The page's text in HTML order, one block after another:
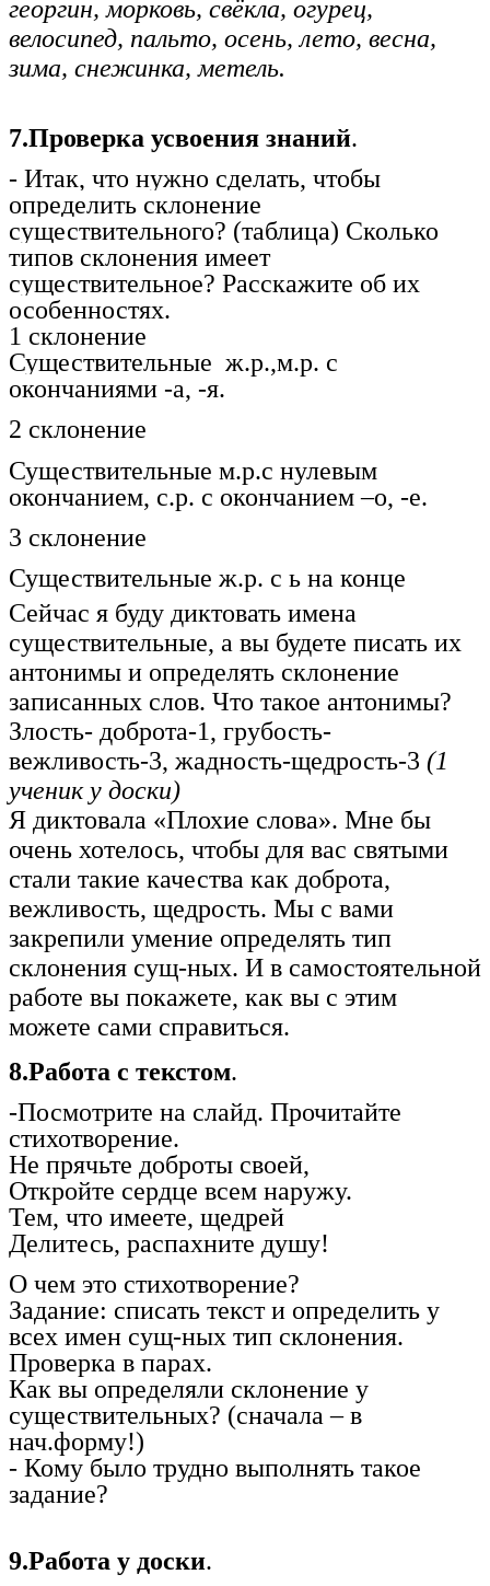
георгин, морковь, свёкла, огурец,
велосипед, пальто, осень, лето, весна,
зима, снежинка, метель.
7.Проверка усвоения знаний.
- Итак, что нужно сделать, чтобы
определить склонение
существительного? (таблица) Сколько
типов склонения имеет
существительное? Расскажите об их
особенностях.
1 склонение
Существительные ж.р.,м.р. с
окончаниями -а, -я.
2 склонение
Существительные м.р.с нулевым
окончанием, с.р. с окончанием –о, -е.
3 склонение
Существительные ж.р. с ь на конце
Сейчас я буду диктовать имена
существительные, а вы будете писать их
антонимы и определять склонение
записанных слов. Что такое антонимы?
Злость- доброта-1, грубость-
вежливость-3, жадность-щедрость-3 (1
ученик у доски)
Я диктовала «Плохие слова». Мне бы
очень хотелось, чтобы для вас святыми
стали такие качества как доброта,
вежливость, щедрость. Мы с вами
закрепили умение определять тип
склонения сущ-ных. И в самостоятельной
работе вы покажете, как вы с этим
можете сами справиться.
8.Работа с текстом.
-Посмотрите на слайд. Прочитайте
стихотворение.
Не прячьте доброты своей,
Откройте сердце всем наружу.
Тем, что имеете, щедрей
Делитесь, распахните душу!
О чем это стихотворение?
Задание: списать текст и определить у
всех имен сущ-ных тип склонения.
Проверка в парах.
Как вы определяли склонение у
существительных? (сначала – в
нач.форму!)
- Кому было трудно выполнять такое
задание?
9.Работа у доски.